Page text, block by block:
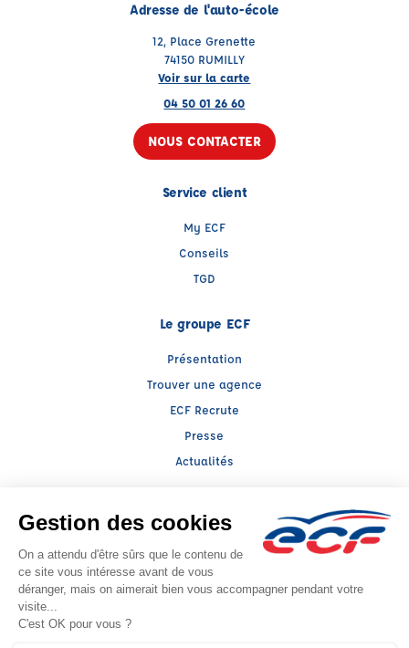
Adresse de l'auto-école
12, Place Grenette
74150 RUMILLY
Voir sur la carte
04 50 01 26 60
NOUS CONTACTER
Service client
My ECF
Conseils
TGD
Le groupe ECF
Présentation
Trouver une agence
ECF Recrute
Presse
Actualités
Facebook (nouvelle fenêtre)
Instagram (nouvelle fenêtre)
LinkedIn (nouvelle fenêtre)
YouTube (nouvelle fenêtre)
TikTok (nouvelle
Raison sociale : ARAVIS AUTO ECOLE - Capital social: 18659€
SIREN: 400611505 - Numéro de TVA intracommunautaire: FR65400611505
Agrément n°E1607400060